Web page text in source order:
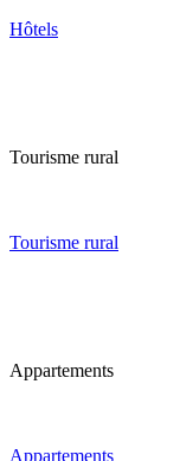
Hôtels
Tourisme rural
Tourisme rural
Appartements
Appartements